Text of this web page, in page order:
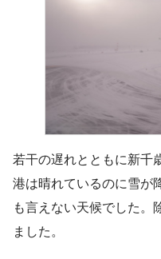
若干の遅れとともに新千
港は晴れているのに雪が
も言えない天候でした。
ました。